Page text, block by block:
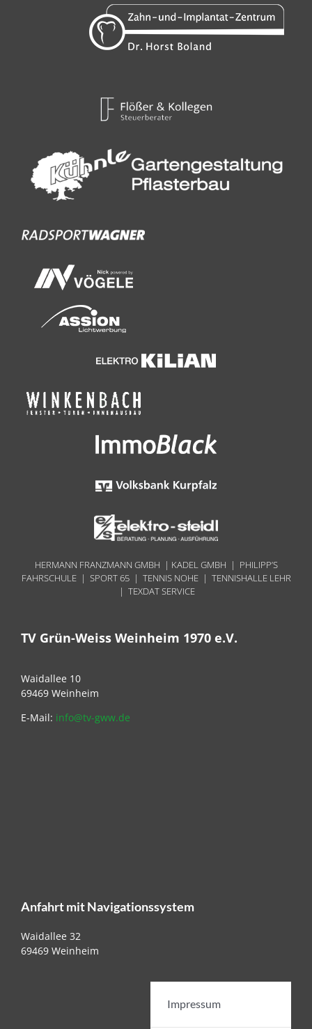
HERMANN FRANZMANN GMBH | KADEL GMBH | PHILIPP’S
FAHRSCHULE | SPORT 65 | TENNIS NOHE | TENNISHALLE LEHR
| TEXDAT SERVICE
TV Grün-Weiss Weinheim 1970 e.V.
Waidallee 10
69469 Weinheim
E-Mail: info@tv-gww.de
Anfahrt mit Navigationssystem
Waidallee 32
69469 Weinheim
Impressum